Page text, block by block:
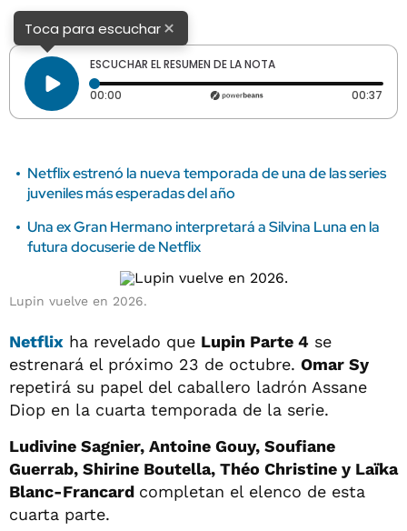
Toca para escuchar×
ESCUCHAR EL RESUMEN DE LA NOTA
00:00 Tiempo transcurrido: 0 segundos 00:37
Netflix estrenó la nueva temporada de una de las series
juveniles más esperadas del año
Una ex Gran Hermano interpretará a Silvina Luna en la
futura docuserie de Netflix
Lupin vuelve en 2026.
Netflix ha revelado que Lupin Parte 4 se
estrenará el próximo 23 de octubre. Omar Sy
repetirá su papel del caballero ladrón Assane
Diop en la cuarta temporada de la serie.
Ludivine Sagnier, Antoine Gouy, Soufiane
Guerrab, Shirine Boutella, Théo Christine y Laïka
Blanc-Francard completan el elenco de esta
cuarta parte.